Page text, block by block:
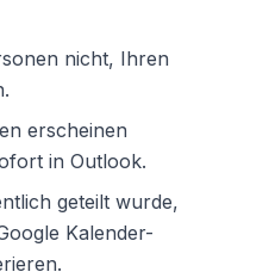
nicht, Ihren
erscheinen
in Outlook.
geteilt wurde,
Kalender-